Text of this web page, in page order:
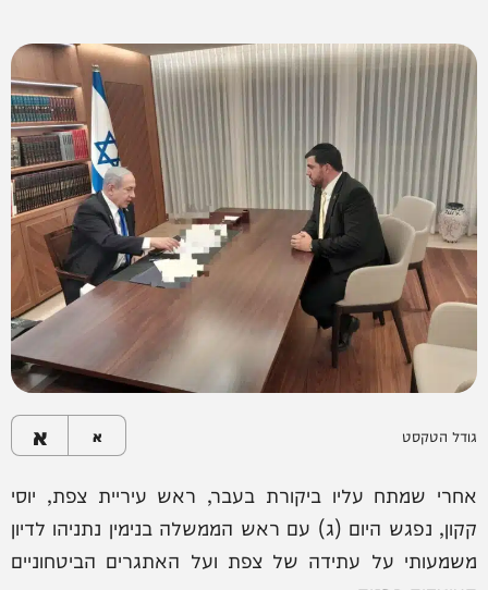
גודל הטקסט א א
אחרי שמתח עליו ביקורת בעבר, ראש עיריית צפת, יוסי
קקון, נפגש היום (ג) עם ראש הממשלה בנימין נתניהו לדיון
משמעותי על עתידה של צפת ועל האתגרים הביטחוניים